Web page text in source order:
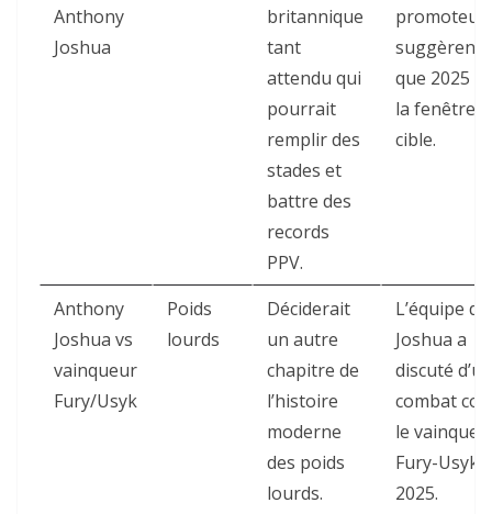
Anthony
Joshua
britannique
tant
attendu qui
pourrait
remplir des
stades et
battre des
records
PPV.
suggèrent
que 2025
la fenêtre
cible.
Anthony
Joshua vs
vainqueur
Fury/Usyk
Poids
lourds
Déciderait
un autre
chapitre de
l’histoire
moderne
des poids
lourds.
L’équipe de
Joshua a
discuté d’un
combat
le
Fury-Usyk
2025.